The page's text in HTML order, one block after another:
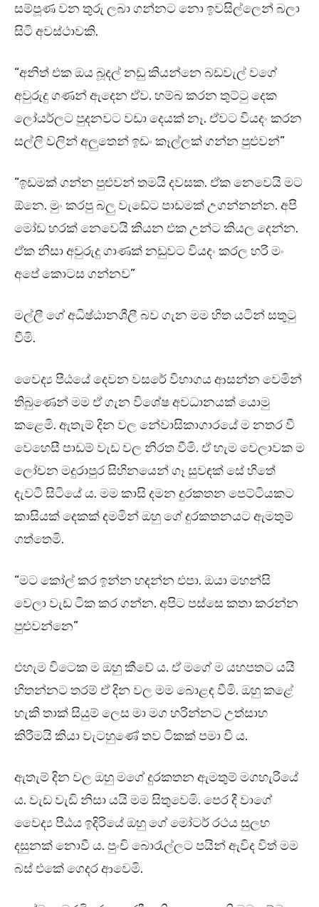
සම්පූණ වන තුරු ලබා ගන්නට නො ඉවසිල්ලෙන් බලා
සිටි අවස්ථාවකි.
“අනිත් එක ඔය බූදල් නඩු කියන්නෙ බඩවැල් වගේ
අවුරුදු ගණන් ඇදෙන ඒව. හම්බ කරන තුට්ටු දෙක
ලෝයර්ලට පුදනවට වඩා දෙයක් නෑ. ඒවට වියදං කරන
සල්ලි වලින් අලුතෙන් ඉඩං කෑල්ලක් ගන්න පුළුවන්”
“ඉඩමක් ගන්න පුළුවන් තමයි දවසක. ඒක නෙවෙයි මට
ඕනෙ. මුං කරපු බලු වැඩේට පාඩමක් උගන්නන්න. අපි
මෝඩ හරක් නෙවෙයි කියන එක උන්ට කියල දෙන්න.
ඒක නිසා අවුරුදු ගාණක් නඩුවට වියදං කරල හරි මං
අපේ කොටස ගන්නව”
මල්ලී ගේ අධිෂ්ඨානශීලී බව ගැන මම හිත යටින් සතුටු
වීමි.
වෛද්‍ය පීඨයේ දෙවන වසරේ විභාගය ආසන්න වෙමින්
තිබුණෙන් මම ඒ ගැන විශේෂ අවධානයක් යොමු
කළෙමි. ඇතැම් දින වල නේවාසිකාගාරයේ ම නතර වී
වෙහෙසී පාඩම් වැඩ වල නිරත වීමි. ඒ හැම වෙලාවක ම
ලෝචන මදුරාපුර සිහිනයෙන් ගෑ සුවඳක් සේ හිතේ
දැවටී සිටියේ ය. මම කාසි දමන දුරකතන පෙට්ටියකට
කාසියක් දෙකක් දමමින් ඔහු ගේ දුරකතනයට ඇමතුම්
ගත්තෙමි.
“මට කෝල් කර ඉන්න හදන්න එපා. ඔයා මහන්සි
වෙලා වැඩ ටික කර ගන්න. අපිට පස්සෙ කතා කරන්න
පුළුවන්නෙ”
එහැම විටෙක ම ඔහු කීවේ ය. ඒ මගේ ම යහපතට යයි
හිතන්නට තරම් ඒ දින වල මම බොළඳ වීමි. ඔහු කළේ
හැකි තාක් සියුම් ලෙස මා මග හරින්නට උත්සාහ
කිරීමයි කියා වැටහුණේ තව ටිකක් පමා වී ය.
ඇතැම් දින වල ඔහු මගේ දුරකතන ඇමතුම් මගහැරියේ
ය. වැඩ වැඩි නිසා යයි මම සිතුවෙමි. පෙර දී වාගේ
වෛද්‍ය පීඨය ඉදිරියේ ඔහු ගේ මෝටර් රථය සුලභ
දසුනක් නොවී ය. පුංචි බොරැල්ලට පයින් ඇවිද විත් මම
බස් එකේ ගෙදර ආවෙමි.